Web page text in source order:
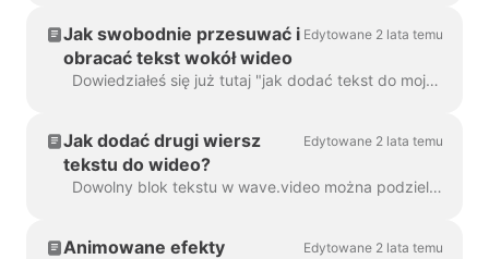
Jak swobodnie przesuwać i
obracać tekst wokół wideo
Edytowane 2 lata temu
Dowiedziałeś się już tutaj "jak dodać tekst do mojego wideo". Tutaj porozmawiamy o przesuwaniu dwóch lub więcej bloków tekstu wokół wideo w Wave.video ...
Jak dodać drugi wiersz
tekstu do wideo?
Edytowane 2 lata temu
Dowolny blok tekstu w wave.video można podzielić na wiele linii o różnych rozmiarach, kolorach i dekoracjach. Aby dodać linię, zaznacz tekst. Jeśli ...
Animowane efekty
Edytowane 2 lata temu